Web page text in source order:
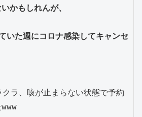
かもしれんが、
いた週にコロナ感染してキャンセ
ラ、咳が止まらない状態で予約